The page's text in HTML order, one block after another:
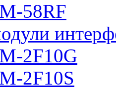
58RF
2F10G
2F10S